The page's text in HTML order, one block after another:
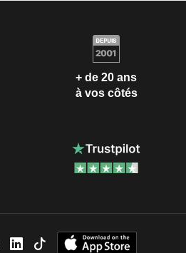
+ de 20 ans
à vos côtés